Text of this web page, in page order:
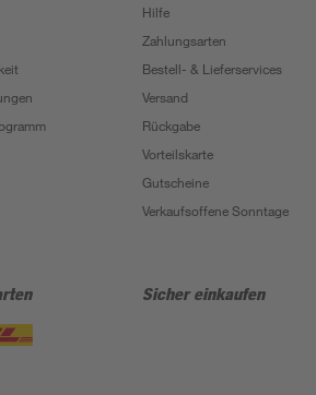
Hilfe
Zahlungsarten
Bestell- & Lieferservices
Versand
Rückgabe
Vorteilskarte
Gutscheine
Verkaufsoffene Sonntage
Sicher einkaufen